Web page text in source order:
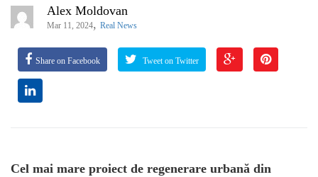
Alex Moldovan
Mar 11, 2024, Real News
Share on Facebook Tweet on Twitter
Cel mai mare proiect de regenerare urbană din